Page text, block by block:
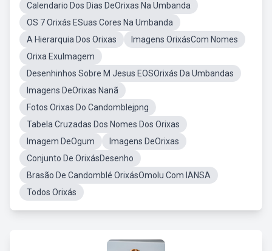
Calendario Dos Dias DeOrixas Na Umbanda
OS 7 Orixás ESuas Cores Na Umbanda
A Hierarquia Dos Orixas
Imagens OrixásCom Nomes
Orixa ExuImagem
Desenhinhos Sobre M Jesus EOSOrixás Da Umbandas
Imagens DeOrixas Nanã
Fotos Orixas Do Candomblejpng
Tabela Cruzadas Dos Nomes Dos Orixas
Imagem DeOgum
Imagens DeOrixas
Conjunto De OrixásDesenho
Brasão De Candomblé OrixásOmolu Com IANSA
Todos Orixás